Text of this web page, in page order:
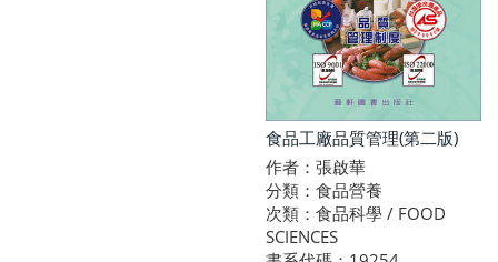
食品工廠品質管理(第二版)
作者：張啟華
分類：食品營養
次類：食品科學 / FOOD
SCIENCES